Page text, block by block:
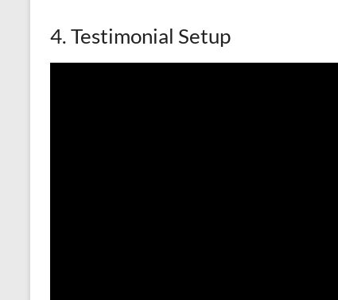
4. Testimonial Setup